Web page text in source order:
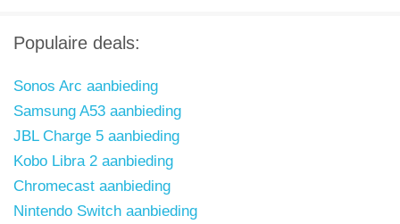
Populaire deals:
Sonos Arc aanbieding
Samsung A53 aanbieding
JBL Charge 5 aanbieding
Kobo Libra 2 aanbieding
Chromecast aanbieding
Nintendo Switch aanbieding